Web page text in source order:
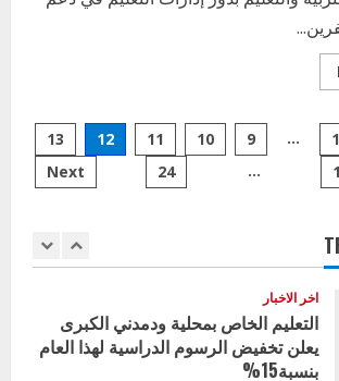
more
شنطة
المستنفر
لعدد
30
1
…
9
10
11
12
13
…
24
Next
اخر الاخبار الاخبار
إدارة الأنشطة المدرسية بمحلية مدني
اخر الاخبار
وزير التربية بالجزيرة يشهد تكريم
اخر الاخبار
التعليم الخاص بمحلية ودمدني الكبرى
يعلن تخفيض الرسوم الدراسية لهذا العام
بنسبة15%